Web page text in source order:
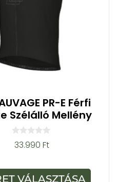
PR-E Férfi
Szélálló Mellény
0
a
-
b
33.990Ft
VÁLASZTÁSA